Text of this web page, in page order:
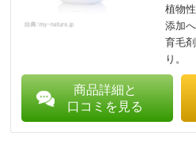
植物
添加
育毛
り。
商品詳細と
口コミを見る